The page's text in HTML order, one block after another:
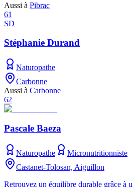
Aussi à Pibrac
61
SD
Stéphanie Durand
Naturopathe
Carbonne
Aussi à Carbonne
62
Pascale Baeza
Naturopathe
Micronutritionniste
Castanet-Tolosan, Aiguillon
Retrouvez un équilibre durable grâce à